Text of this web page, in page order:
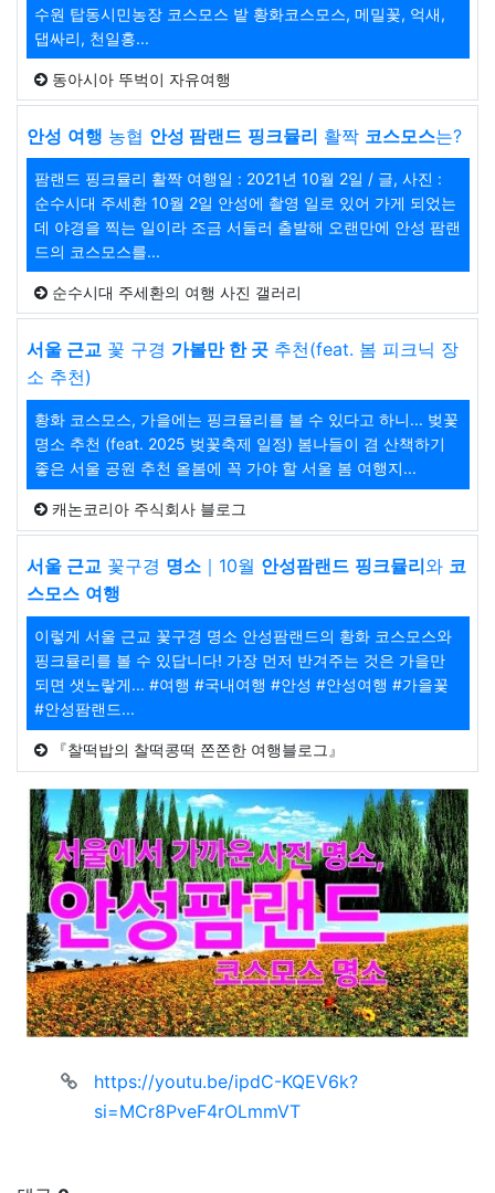
수원 탑동시민농장 코스모스 밭 황화코스모스, 메밀꽃, 억새,
댑싸리, 천일홍...
동아시아 뚜벅이 자유여행
안성 여행 농협 안성 팜랜드 핑크뮬리 활짝 코스모스는?
팜랜드 핑크뮬리 활짝 여행일 : 2021년 10월 2일 / 글, 사진 :
순수시대 주세환 10월 2일 안성에 촬영 일로 있어 가게 되었는
데 야경을 찍는 일이라 조금 서둘러 출발해 오랜만에 안성 팜랜
드의 코스모스를...
순수시대 주세환의 여행 사진 갤러리
서울 근교꽃 구경 가볼만 한 곳추천(feat. 봄 피크닉 장
소 추천)
황화 코스모스, 가을에는 핑크뮬리를 볼 수 있다고 하니... 벚꽃
명소 추천 (feat. 2025 벚꽃축제 일정) 봄나들이 겸 산책하기
좋은 서울 공원 추천 올봄에 꼭 가야 할 서울 봄 여행지...
캐논코리아 주식회사 블로그
서울 근교꽃구경 명소｜10월 안성팜랜드 핑크뮬리와 코
스모스 여행
이렇게 서울 근교 꽃구경 명소 안성팜랜드의 황화 코스모스와
핑크뮬리를 볼 수 있답니다! 가장 먼저 반겨주는 것은 가을만
되면 샛노랗게... #여행 #국내여행 #안성 #안성여행 #가을꽃
#안성팜랜드...
『찰떡밥의 찰떡콩떡 쫀쫀한 여행블로그』
관련자료https://youtu.be/ipdC-KQEV6k?
si=MCr8PveF4rOLmmVT